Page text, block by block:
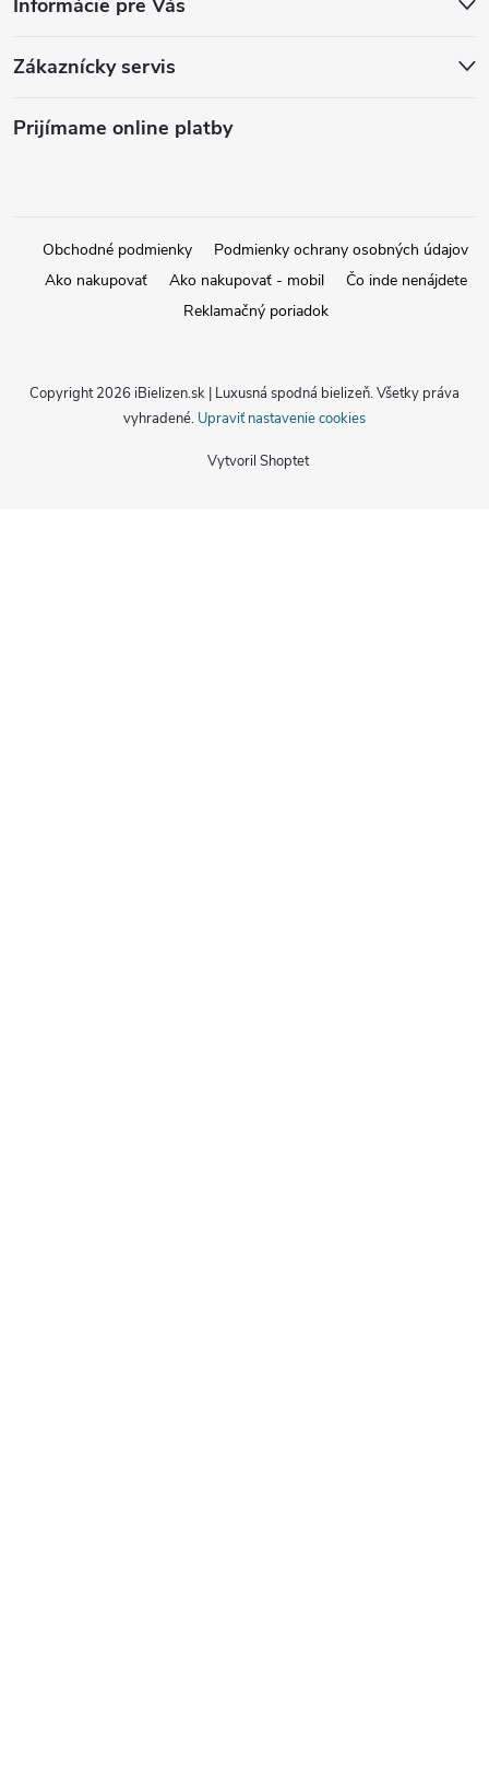
Zákaznícky servis
Prijímame online platby
Obchodné podmienky
Podmienky ochrany osobných údajov
Ako nakupovať
Ako nakupovať - mobil
Čo inde nenájdete
Reklamačný poriadok
Vytvoril Shoptet
Copyright 2026 iBielizen.sk | Luxusná spodná bielizeň. Všetky práva
vyhradené. Upraviť nastavenie cookies